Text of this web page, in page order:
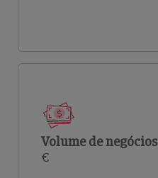
Volume de negócios
€